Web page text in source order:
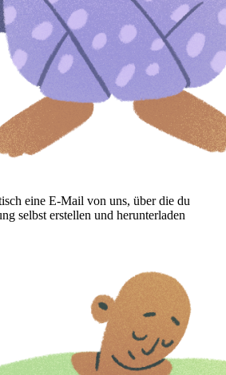
eine E-Mail von uns, über die du
selbst erstellen und herunterladen